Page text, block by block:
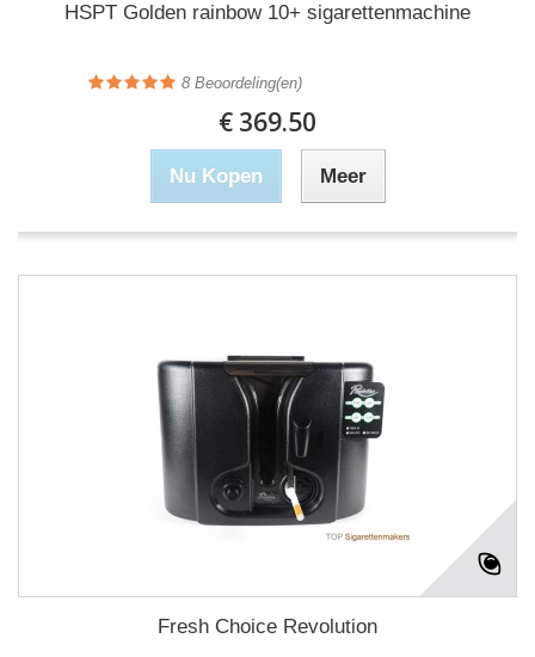
HSPT Golden rainbow 10+ sigarettenmachine
8 Beoordeling(en)
€ 369.50
Nu Kopen Meer
Fresh Choice Revolution